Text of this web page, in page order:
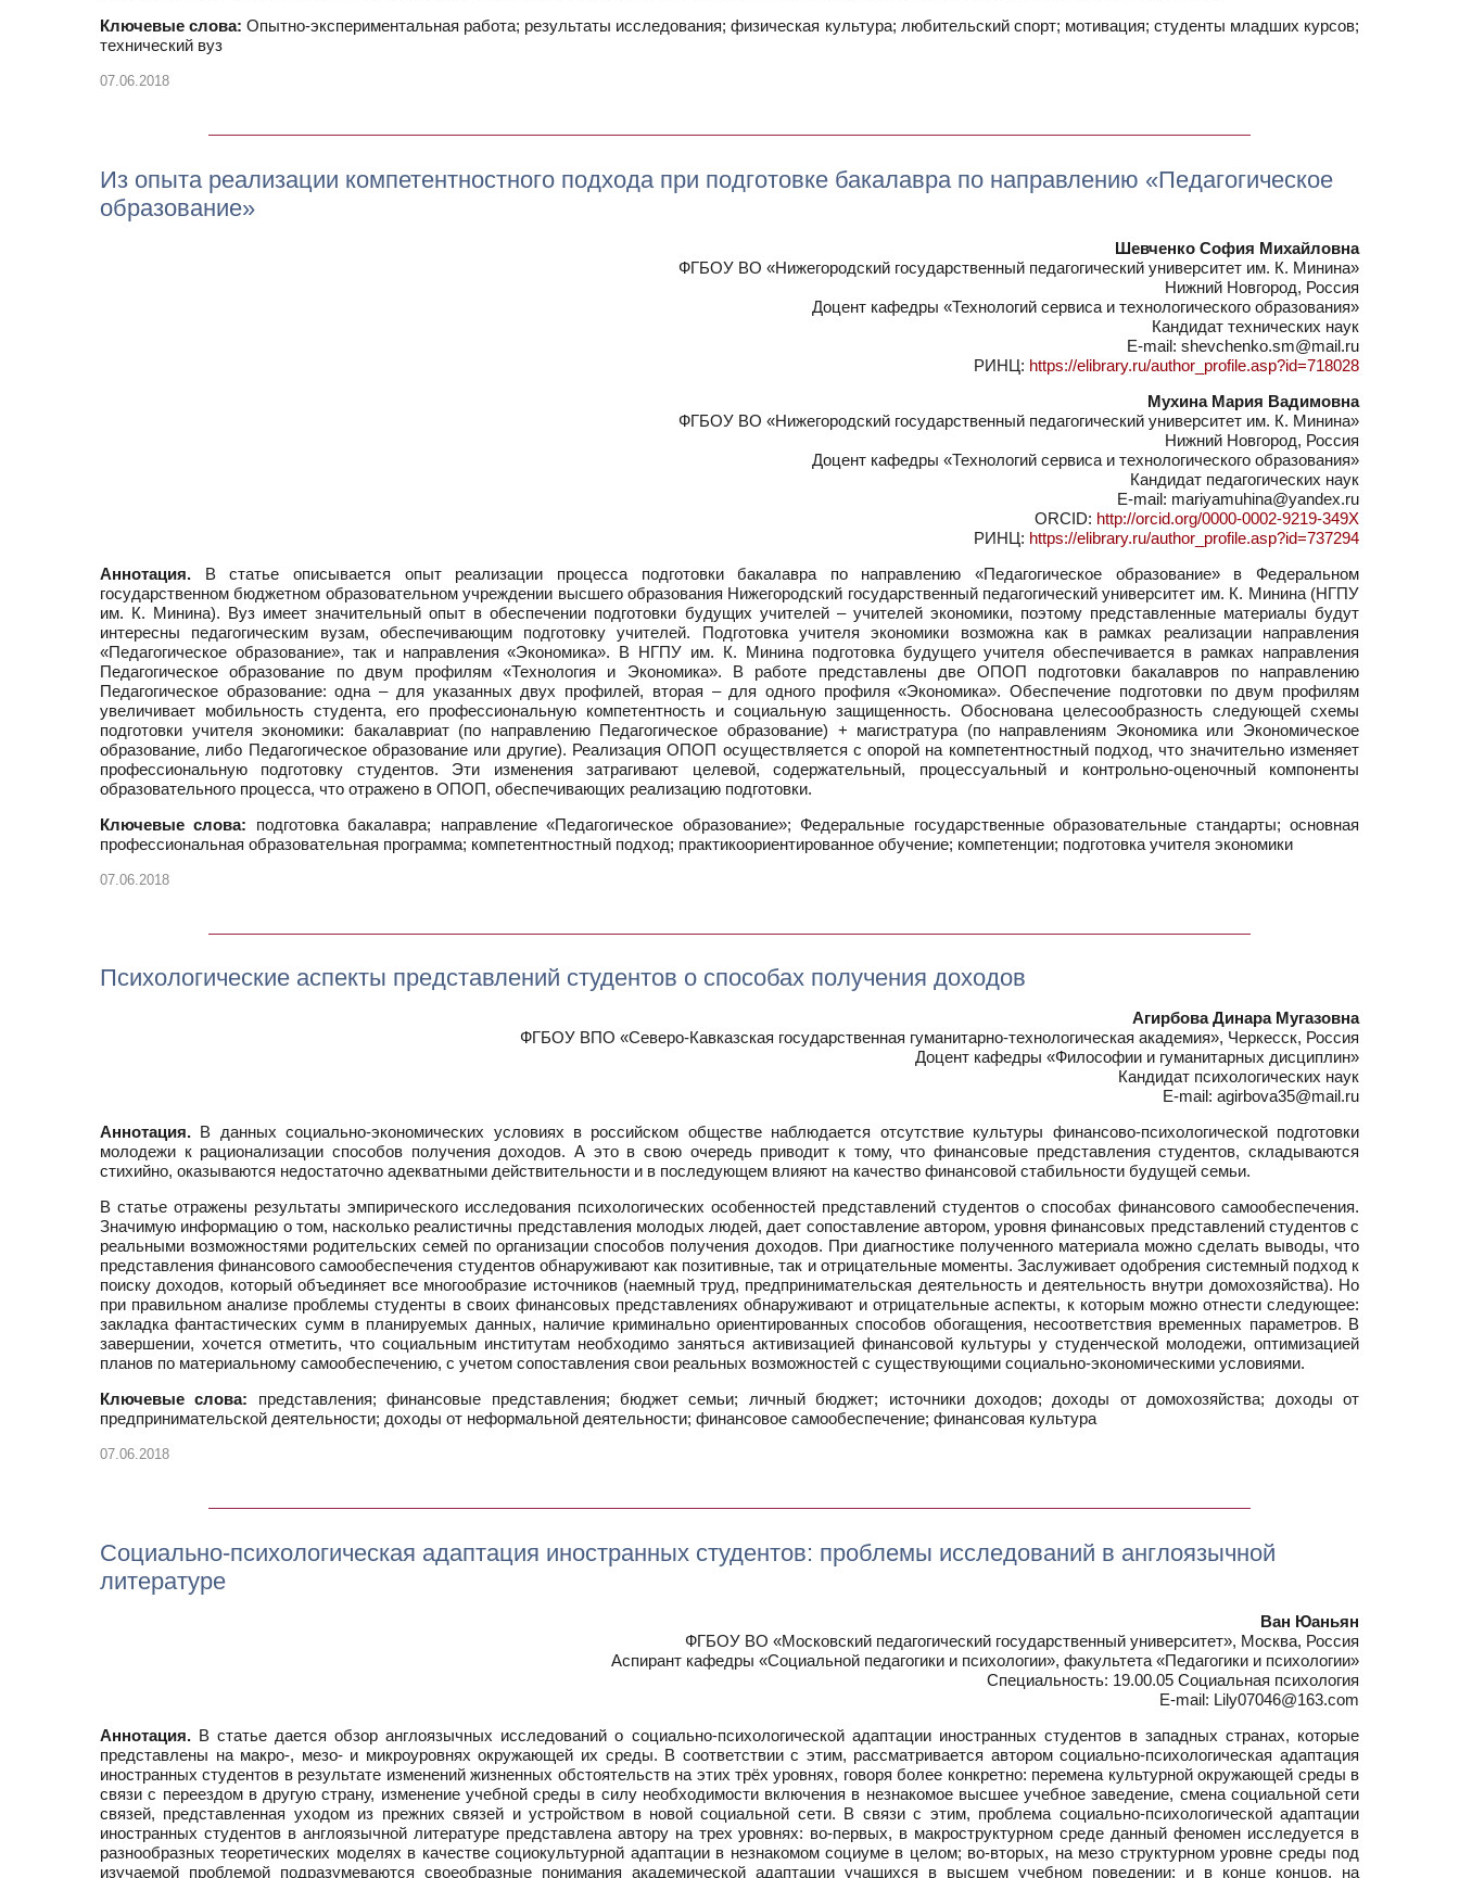
Ключевые слова: Опытно-экспериментальная работа; результаты исследования; физическая культура; любительский спорт; мотивация; студенты младших курсов;
технический вуз
07.06.2018
Из опыта реализации компетентностного подхода при подготовке бакалавра по направлению «Педагогическое
образование»
Шевченко София Михайловна
ФГБОУ ВО «Нижегородский государственный педагогический университет им. К. Минина»
Нижний Новгород, Россия
Доцент кафедры «Технологий сервиса и технологического образования»
Кандидат технических наук
E-mail: shevchenko.sm@mail.ru
РИНЦ: https://elibrary.ru/author_profile.asp?id=718028
Мухина Мария Вадимовна
ФГБОУ ВО «Нижегородский государственный педагогический университет им. К. Минина»
Нижний Новгород, Россия
Доцент кафедры «Технологий сервиса и технологического образования»
Кандидат педагогических наук
E-mail: mariyamuhina@yandex.ru
ORCID: http://orcid.org/0000-0002-9219-349X
РИНЦ: https://elibrary.ru/author_profile.asp?id=737294
Аннотация. В статье описывается опыт реализации процесса подготовки бакалавра по направлению «Педагогическое образование» в Федеральном
государственном бюджетном образовательном учреждении высшего образования Нижегородский государственный педагогический университет им. К. Минина (НГПУ
им. К. Минина). Вуз имеет значительный опыт в обеспечении подготовки будущих учителей – учителей экономики, поэтому представленные материалы будут
интересны педагогическим вузам, обеспечивающим подготовку учителей. Подготовка учителя экономики возможна как в рамках реализации направления
«Педагогическое образование», так и направления «Экономика». В НГПУ им. К. Минина подготовка будущего учителя обеспечивается в рамках направления
Педагогическое образование по двум профилям «Технология и Экономика». В работе представлены две ОПОП подготовки бакалавров по направлению
Педагогическое образование: одна – для указанных двух профилей, вторая – для одного профиля «Экономика». Обеспечение подготовки по двум профилям
увеличивает мобильность студента, его профессиональную компетентность и социальную защищенность. Обоснована целесообразность следующей схемы
подготовки учителя экономики: бакалавриат (по направлению Педагогическое образование) + магистратура (по направлениям Экономика или Экономическое
образование, либо Педагогическое образование или другие). Реализация ОПОП осуществляется с опорой на компетентностный подход, что значительно изменяет
профессиональную подготовку студентов. Эти изменения затрагивают целевой, содержательный, процессуальный и контрольно-оценочный компоненты
образовательного процесса, что отражено в ОПОП, обеспечивающих реализацию подготовки.
Ключевые слова: подготовка бакалавра; направление «Педагогическое образование»; Федеральные государственные образовательные стандарты; основная
профессиональная образовательная программа; компетентностный подход; практикоориентированное обучение; компетенции; подготовка учителя экономики
07.06.2018
Психологические аспекты представлений студентов о способах получения доходов
Агирбова Динара Мугазовна
ФГБОУ ВПО «Северо-Кавказская государственная гуманитарно-технологическая академия», Черкесск, Россия
Доцент кафедры «Философии и гуманитарных дисциплин»
Кандидат психологических наук
E-mail: agirbova35@mail.ru
Аннотация. В данных социально-экономических условиях в российском обществе наблюдается отсутствие культуры финансово-психологической подготовки
молодежи к рационализации способов получения доходов. А это в свою очередь приводит к тому, что финансовые представления студентов, складываются
стихийно, оказываются недостаточно адекватными действительности и в последующем влияют на качество финансовой стабильности будущей семьи.
В статье отражены результаты эмпирического исследования психологических особенностей представлений студентов о способах финансового самообеспечения.
Значимую информацию о том, насколько реалистичны представления молодых людей, дает сопоставление автором, уровня финансовых представлений студентов с
реальными возможностями родительских семей по организации способов получения доходов. При диагностике полученного материала можно сделать выводы, что
представления финансового самообеспечения студентов обнаруживают как позитивные, так и отрицательные моменты. Заслуживает одобрения системный подход к
поиску доходов, который объединяет все многообразие источников (наемный труд, предпринимательская деятельность и деятельность внутри домохозяйства). Но
при правильном анализе проблемы студенты в своих финансовых представлениях обнаруживают и отрицательные аспекты, к которым можно отнести следующее:
закладка фантастических сумм в планируемых данных, наличие криминально ориентированных способов обогащения, несоответствия временных параметров. В
завершении, хочется отметить, что социальным институтам необходимо заняться активизацией финансовой культуры у студенческой молодежи, оптимизацией
планов по материальному самообеспечению, с учетом сопоставления свои реальных возможностей с существующими социально-экономическими условиями.
Ключевые слова: представления; финансовые представления; бюджет семьи; личный бюджет; источники доходов; доходы от домохозяйства; доходы от
предпринимательской деятельности; доходы от неформальной деятельности; финансовое самообеспечение; финансовая культура
07.06.2018
Социально-психологическая адаптация иностранных студентов: проблемы исследований в англоязычной
литературе
Ван Юаньян
ФГБОУ ВО «Московский педагогический государственный университет», Москва, Россия
Аспирант кафедры «Социальной педагогики и психологии», факультета «Педагогики и психологии»
Специальность: 19.00.05 Социальная психология
E-mail: Lily07046@163.com
Аннотация. В статье дается обзор англоязычных исследований о социально-психологической адаптации иностранных студентов в западных странах, которые
представлены на макро-, мезо- и микроуровнях окружающей их среды. В соответствии с этим, рассматривается автором социально-психологическая адаптация
иностранных студентов в результате изменений жизненных обстоятельств на этих трёх уровнях, говоря более конкретно: перемена культурной окружающей среды в
связи с переездом в другую страну, изменение учебной среды в силу необходимости включения в незнакомое высшее учебное заведение, смена социальной сети
связей, представленная уходом из прежних связей и устройством в новой социальной сети. В связи с этим, проблема социально-психологической адаптации
иностранных студентов в англоязычной литературе представлена автору на трех уровнях: во-первых, в макроструктурном среде данный феномен исследуется в
разнообразных теоретических моделях в качестве социокультурной адаптации в незнакомом социуме в целом; во-вторых, на мезо структурном уровне среды под
изучаемой проблемой подразумеваются своеобразные понимания академической адаптации учащихся в высшем учебном поведении; и в конце концов, на